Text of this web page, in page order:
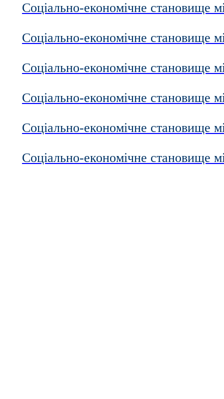
Соціально-економічне становище
Соціально-економічне становище
Соціально-економічне становище
Соціально-економічне становище
Соціально-економічне становище
Соціально-економічне становище